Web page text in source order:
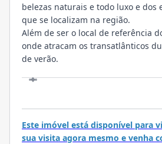
belezas naturais e todo luxo e dos
que se localizam na região.
Além de ser o local de referência
onde atracam os transatlânticos
de verão.
Este imóvel está disponível para
sua visita agora mesmo e venha